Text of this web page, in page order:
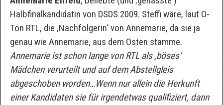
Halbfinalkandidatin von DSDS 2009. Steffi wäre, laut O-
Ton RTL, die ‚Nachfolgerin‘ von Annemarie, da sie ja
genau wie Annemarie, aus dem Osten stamme.
Annemarie ist schon lange von RTL als ‚böses‘
Mädchen verurteilt und auf dem Abstellgleis
abgeschoben worden…Wenn nur allein die Herkunft
einer Kandidaten sie für irgendetwas qualifiziert, dann